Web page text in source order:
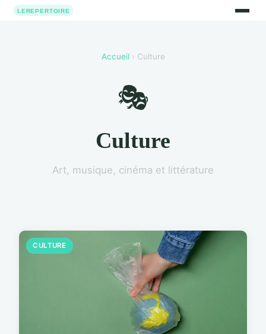
Accueil› Culture
🎭
Culture
Art, musique, cinéma et littérature
CULTURE